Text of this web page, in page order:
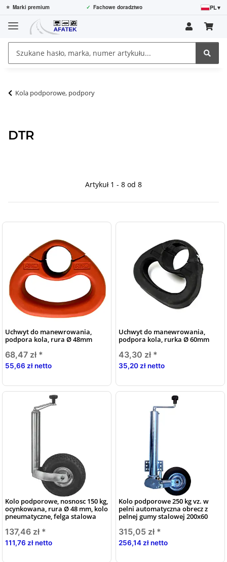
⭐ Marki premium ✓ Fachowe doradztwo PL▾
Kola podporowe, podpory
DTR
Artykuł 1 - 8 od 8
Uchwyt do manewrowania,
podpora kola, rura Ø 48mm
68,47 zł *
55,66 zł netto
Uchwyt do manewrowania,
podpora kola, rurka Ø 60mm
43,30 zł *
35,20 zł netto
Kolo podporowe, nosnosc 150 kg,
ocynkowana, rura Ø 48 mm, kolo
pneumatyczne, felga stalowa
137,46 zł *
111,76 zł netto
Kolo podporowe 250 kg vz. w
pelni automatyczna obrecz z
pelnej gumy stalowej 200x60
315,05 zł *
256,14 zł netto